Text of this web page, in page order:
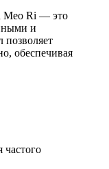
Meo Ri — это
и
обеспечивая
частого